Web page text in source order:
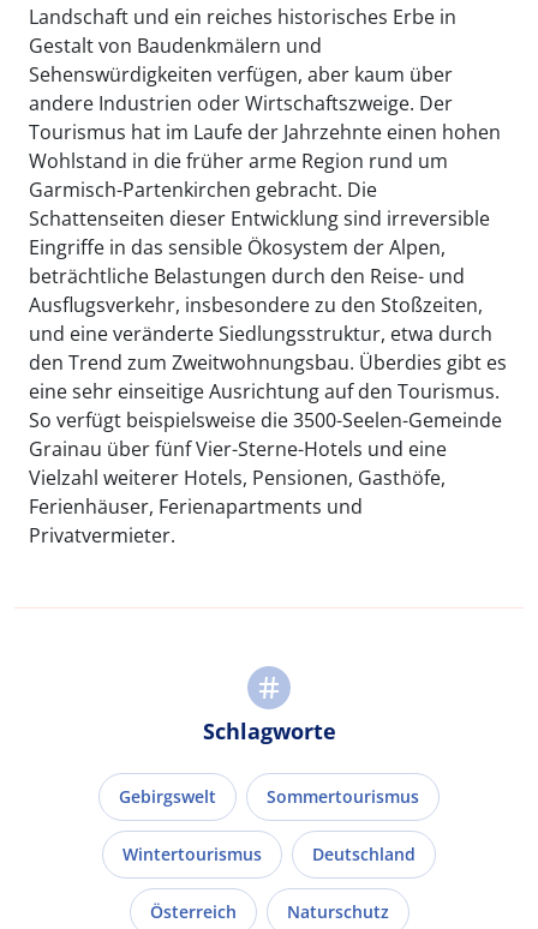
Landschaft und ein reiches historisches Erbe in
Gestalt von Baudenkmälern und
Sehenswürdigkeiten verfügen, aber kaum über
andere Industrien oder Wirtschaftszweige. Der
Tourismus hat im Laufe der Jahrzehnte einen hohen
Wohlstand in die früher arme Region rund um
Garmisch-Partenkirchen gebracht. Die
Schattenseiten dieser Entwicklung sind irreversible
Eingriffe in das sensible Ökosystem der Alpen,
beträchtliche Belastungen durch den Reise- und
Ausflugsverkehr, insbesondere zu den Stoßzeiten,
und eine veränderte Siedlungsstruktur, etwa durch
den Trend zum Zweitwohnungsbau. Überdies gibt es
eine sehr einseitige Ausrichtung auf den Tourismus.
So verfügt beispielsweise die 3500-Seelen-Gemeinde
Grainau über fünf Vier-Sterne-Hotels und eine
Vielzahl weiterer Hotels, Pensionen, Gasthöfe,
Ferienhäuser, Ferienapartments und
Privatvermieter.
Schlagworte
Gebirgswelt Sommertourismus
Wintertourismus Deutschland
Österreich Naturschutz